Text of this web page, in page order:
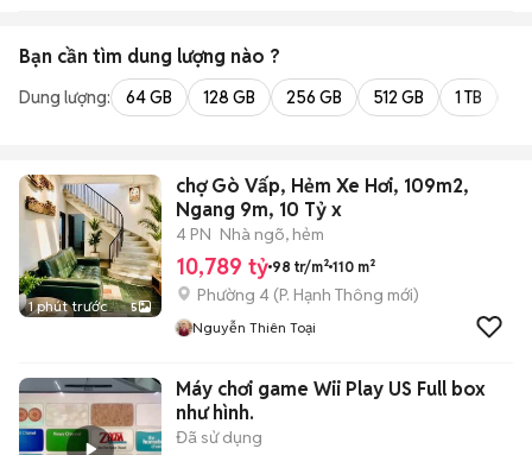
Bạn cần tìm dung lượng nào ?
Dung lượng: 64 GB 128 GB 256 GB 512 GB 1 TB
1 phút trước 5
chợ Gò Vấp, Hẻm Xe Hơi, 109m2,
Ngang 9m, 10 Tỷ x
4 PN Nhà ngõ, hẻm
10,789 tỷ 98 tr/m² 110 m²
Phường 4 (P. Hạnh Thông mới)
Nguyễn Thiên Toại
Máy chơi game Wii Play US Full box
như hình.
Đã sử dụng